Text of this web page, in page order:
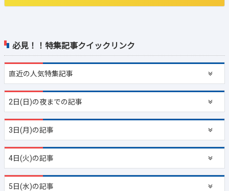
必見！！特集記事クイックリンク
直近の人気特集記事
2日(日)の夜までの記事
3日(月)の記事
4日(火)の記事
5日(水)の記事